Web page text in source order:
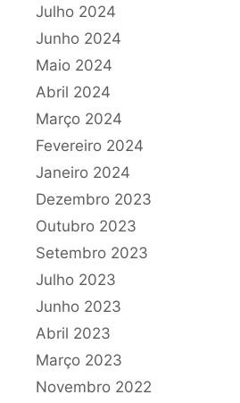
Julho 2024
Junho 2024
Maio 2024
Abril 2024
Março 2024
Fevereiro 2024
Janeiro 2024
Dezembro 2023
Outubro 2023
Setembro 2023
Julho 2023
Junho 2023
Abril 2023
Março 2023
Novembro 2022